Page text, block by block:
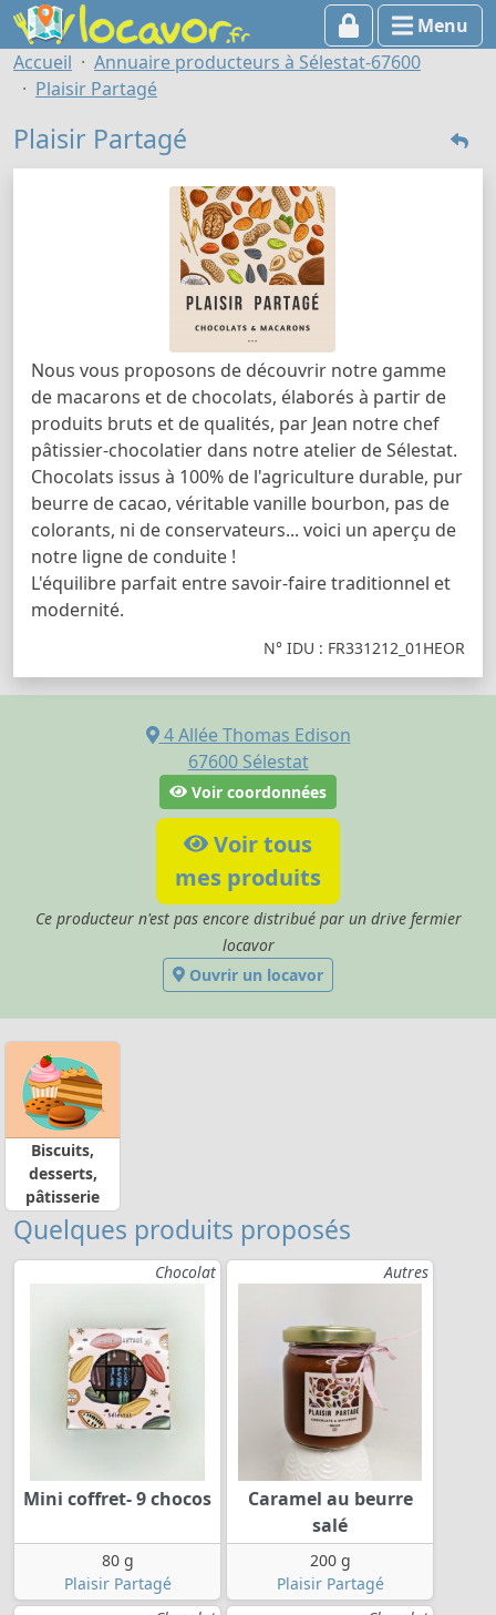
Menu
Accueil
Annuaire producteurs à Sélestat-67600
Plaisir Partagé
Plaisir Partagé
Nous vous proposons de découvrir notre gamme
de macarons et de chocolats, élaborés à partir de
produits bruts et de qualités, par Jean notre chef
pâtissier-chocolatier dans notre atelier de Sélestat.
Chocolats issus à 100% de l'agriculture durable, pur
beurre de cacao, véritable vanille bourbon, pas de
colorants, ni de conservateurs... voici un aperçu de
notre ligne de conduite !
L'équilibre parfait entre savoir-faire traditionnel et
modernité.
N° IDU : FR331212_01HEOR
4 Allée Thomas Edison
67600 Sélestat
Voir coordonnées
Voir tous
mes produits
Ce producteur n'est pas encore distribué par un drive fermier
locavor
Ouvrir un locavor
Biscuits,
desserts,
pâtisserie
Quelques produits proposés
Chocolat
Mini coffret- 9 chocos
80 g
Plaisir Partagé
Autres
Caramel au beurre
salé
200 g
Plaisir Partagé